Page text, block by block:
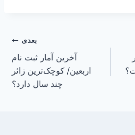
بعدی
آخرین آمار ثبت نام
اربعین/ کوچک‌ترین زائر
چند سال دارد؟